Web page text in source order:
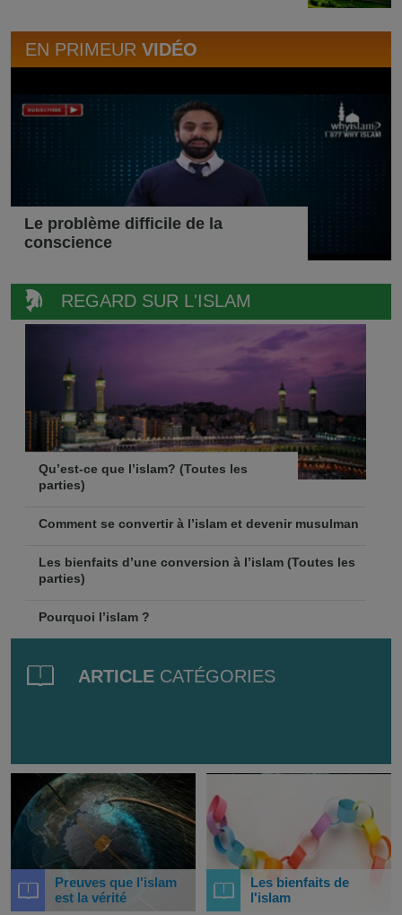
EN PRIMEUR VIDÉO
Le problème difficile de la
conscience
REGARD SUR L'ISLAM
Qu’est-ce que l’islam? (Toutes les
parties)
Comment se convertir à l’islam et devenir musulman
Les bienfaits d’une conversion à l’islam (Toutes les
parties)
Pourquoi l’islam ?
ARTICLE CATÉGORIES
Preuves que l'islam
est la vérité
Les bienfaits de
l'islam